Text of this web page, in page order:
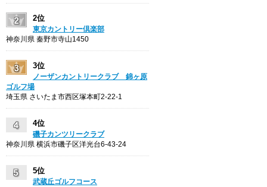
2位
東京カントリー倶楽部
神奈川県 秦野市寺山1450
3位
ノーザンカントリークラブ 錦ヶ原
ゴルフ場
埼玉県 さいたま市西区塚本町2-22-1
4位
磯子カンツリークラブ
神奈川県 横浜市磯子区洋光台6-43-24
5位
武蔵丘ゴルフコース